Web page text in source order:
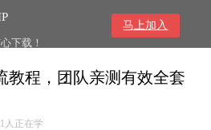
下载！
马上加入
教程，团队亲测有效全套
1人正在学